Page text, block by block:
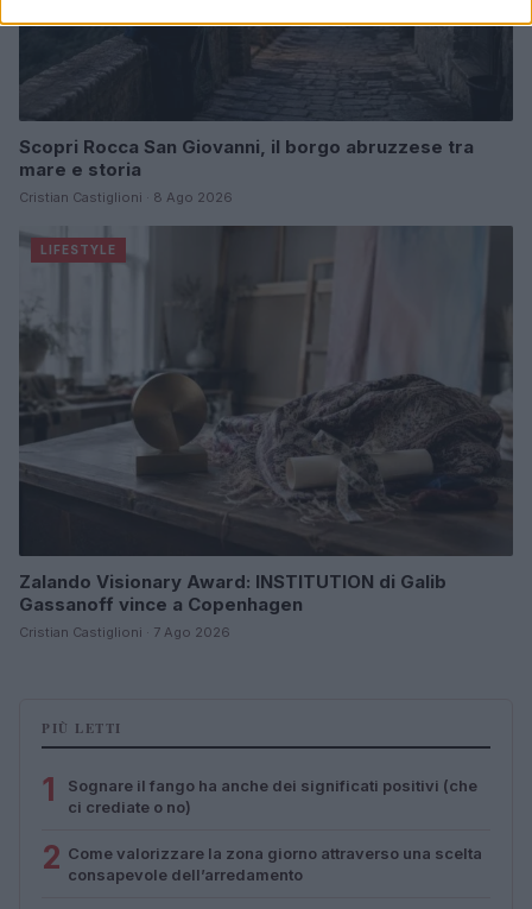
Scopri Rocca San Giovanni, il borgo abruzzese tra
mare e storia
Cristian Castiglioni · 8 Ago 2026
LIFESTYLE
Zalando Visionary Award: INSTITUTION di Galib
Gassanoff vince a Copenhagen
Cristian Castiglioni · 7 Ago 2026
PIÙ LETTI
1
Sognare il fango ha anche dei significati positivi (che
ci crediate o no)
2 Come valorizzare la zona giorno attraverso una scelta
consapevole dell’arredamento